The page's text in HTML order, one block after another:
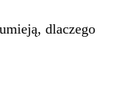
dlaczego